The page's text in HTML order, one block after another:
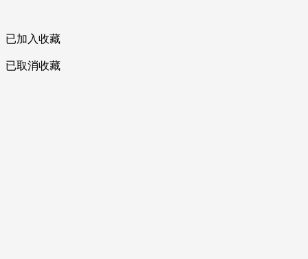
已加入收藏
已取消收藏